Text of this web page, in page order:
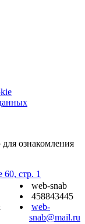
ознакомления
стр. 1
web-snab
458843445
web-
snab@mail.ru